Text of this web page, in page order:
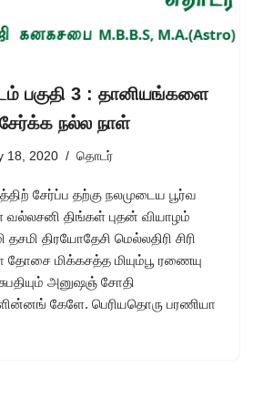
பகுதி 3 : தானியங்களை
நல்ல நாள்
18, 2020 தொடர்
சேர்ப்ப தற்கு நலமுடைய பூர்வ
திங்கள் புதன் வியாழம்
திரயோதேசி மெல்லதிரி சிரி
தோசை மிக்கசத்த மியும்பூ ரணையு
அனுஷஞ் சோதி
கேளே. பெரியதொரு பரணியா